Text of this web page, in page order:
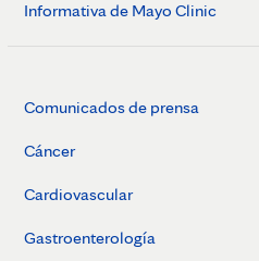
Informativa de Mayo Clinic
Comunicados de prensa
Cáncer
Cardiovascular
Gastroenterología